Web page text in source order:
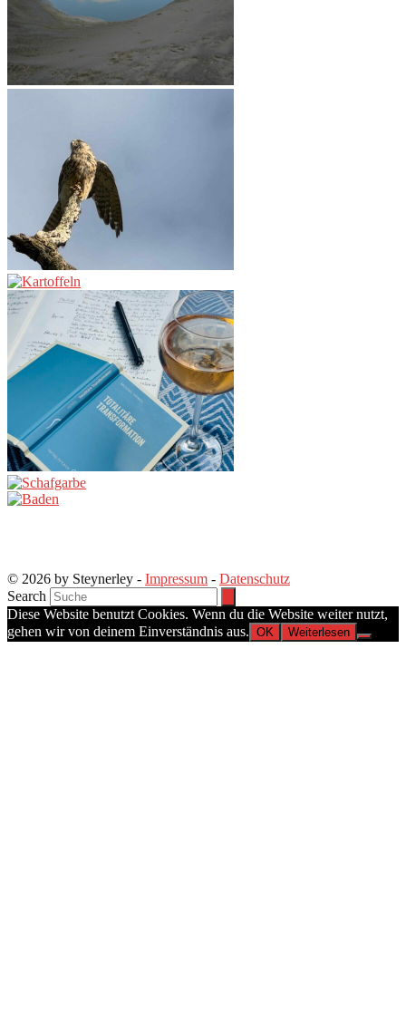
© 2026 by Steynerley - Impressum - Datenschutz
Search
Diese Website benutzt Cookies. Wenn du die Website weiter nutzt,
gehen wir von deinem Einverständnis aus. OK Weiterlesen